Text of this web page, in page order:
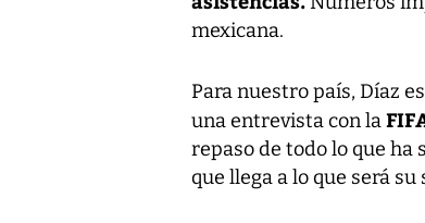
mexicana.
Para nuestro país, Díaz
una entrevista con la
repaso de todo lo que ha
que llega a lo que será